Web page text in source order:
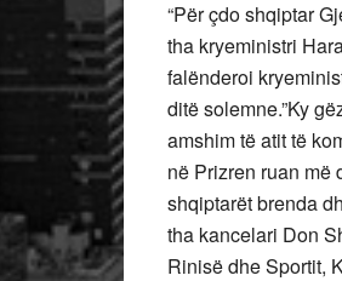
“Për çdo shqiptar
tha kryeministri
falënderoi
ditë solemne.”Ky
amshim të atit të
në Prizren ruan më
shqiptarët brenda
tha kancelari Don
Rinisë dhe Sportit,